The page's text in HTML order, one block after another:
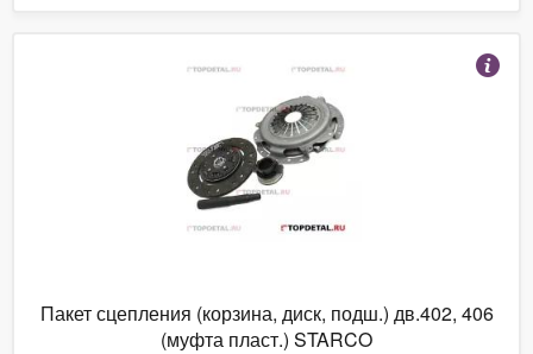
Пакет сцепления (корзина, диск, подш.) дв.402, 406
(муфта пласт.) STARCO